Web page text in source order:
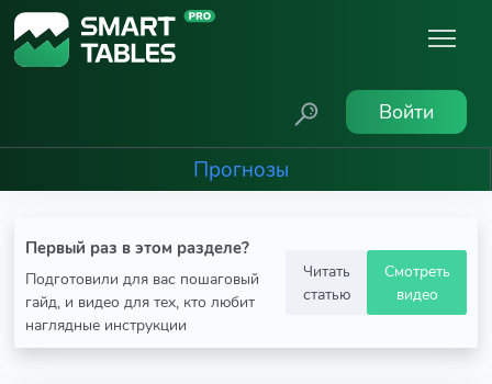
Войти
Прогнозы
Первый раз в этом разделе?
Подготовили для вас пошаговый
гайд, и видео для тех, кто любит
наглядные инструкции
Читать
статью
Смотреть
видео